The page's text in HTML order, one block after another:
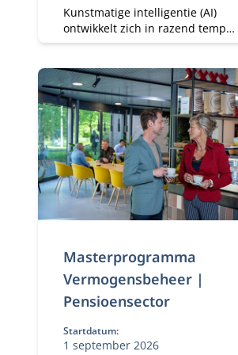
Kunstmatige intelligentie (AI)
ontwikkelt zich in razend tempo.
De module AI voor
een uitgelezen kans om inzicht
te krijgen in de invloed van AI op
jouw pensioenfonds.
Masterprogramma
Vermogensbeheer |
Pensioensector
Startdatum:
1 september 2026